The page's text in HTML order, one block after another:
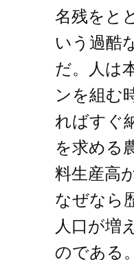
名残をと
いう過酷
だ。人は
ンを組む
ればすぐ
を求める
料生産高
なぜなら
人口が増
のである